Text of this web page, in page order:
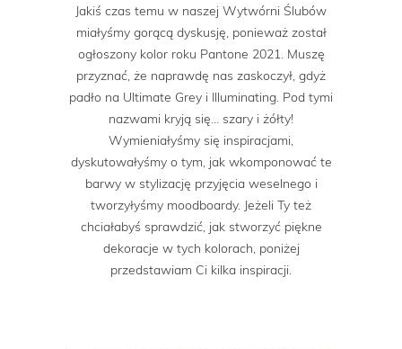
Jakiś czas temu w naszej Wytwórni Ślubów
miałyśmy gorącą dyskusję, ponieważ został
ogłoszony kolor roku Pantone 2021. Muszę
przyznać, że naprawdę nas zaskoczył, gdyż
padło na Ultimate Grey i Illuminating. Pod tymi
nazwami kryją się… szary i żółty!
Wymieniałyśmy się inspiracjami,
dyskutowałyśmy o tym, jak wkomponować te
barwy w stylizację przyjęcia weselnego i
tworzyłyśmy moodboardy. Jeżeli Ty też
chciałabyś sprawdzić, jak stworzyć piękne
dekoracje w tych kolorach, poniżej
przedstawiam Ci kilka inspiracji.